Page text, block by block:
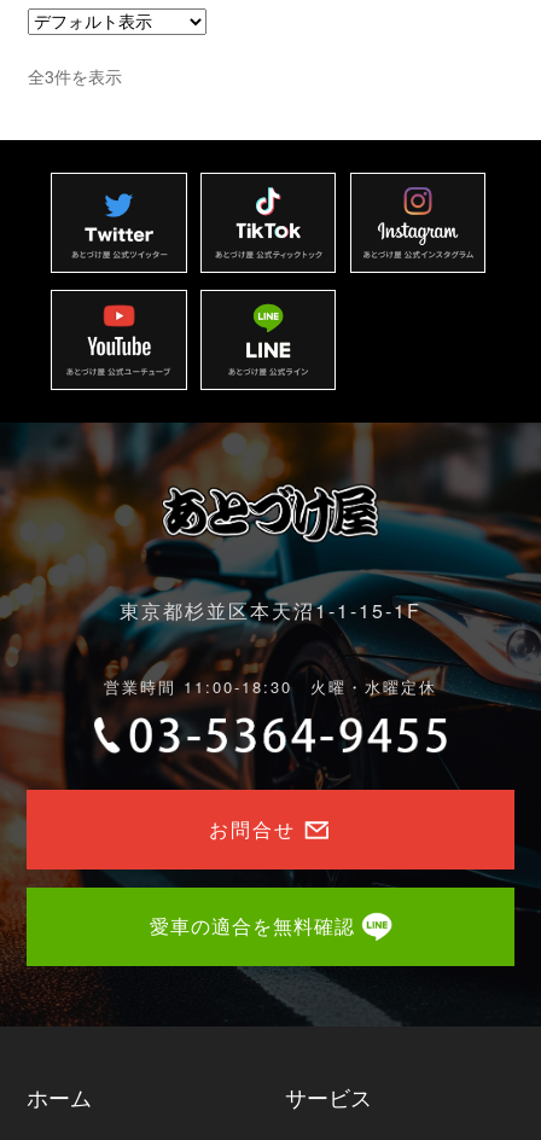
全3件を表示
東京都杉並区本天沼1-1-15-1F
営業時間 11:00-18:30 火曜・水曜定休
お問合せ
愛車の適合を無料確認
ホーム サービス